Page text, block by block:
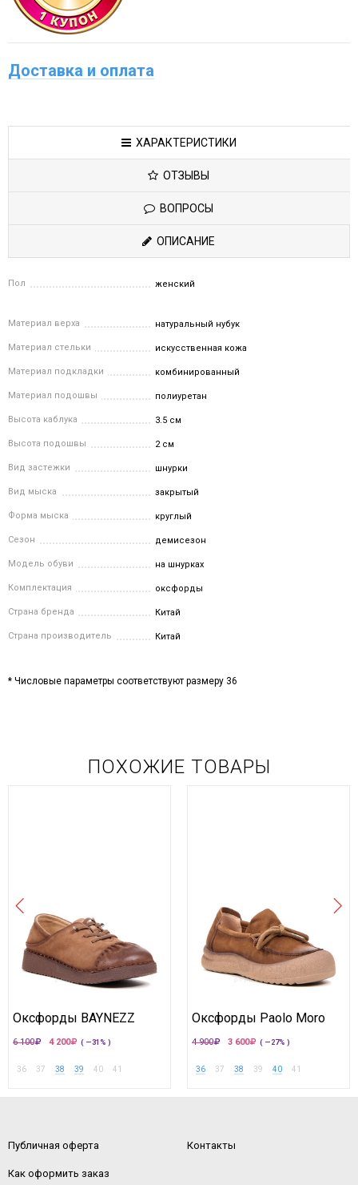
Доставка и оплата
ХАРАКТЕРИСТИКИ
ОТЗЫВЫ
ВОПРОСЫ
ОПИСАНИЕ
Пол женский
Материал верха натуральный нубук
Материал стельки искусственная кожа
Материал подкладки комбинированный
Материал подошвы полиуретан
Высота каблука 3.5 см
Высота подошвы 2 см
Вид застежки шнурки
Вид мыска закрытый
Форма мыска круглый
Сезон демисезон
Модель обуви на шнурках
Комплектация оксфорды
Страна бренда Китай
Страна производитель Китай
* Числовые параметры соответствуют размеру 36
ПОХОЖИЕ ТОВАРЫ
Оксфорды BAYNEZZ
6 100 4 200 ( —31% )
36 37 38 39 40 41
Оксфорды Paolo Moro
4 900 3 600 ( —27% )
36 37 38 39 40 41
Публичная оферта
Как оформить заказ
Контакты